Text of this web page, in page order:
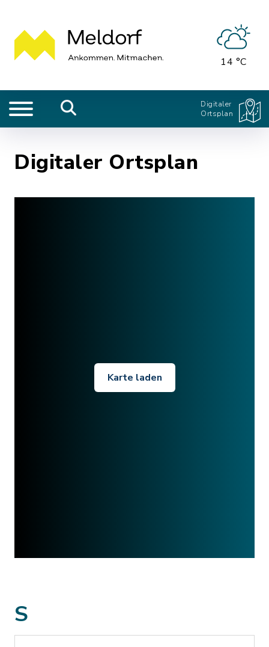
14 °C
Digitaler
Ortsplan
Digitaler Ortsplan
Karte laden
S